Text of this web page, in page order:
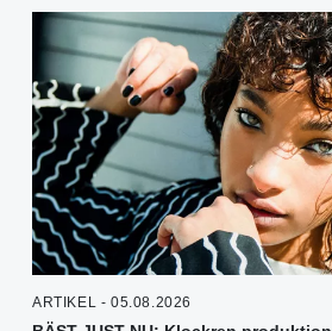
ARTIKEL - 05.08.2026